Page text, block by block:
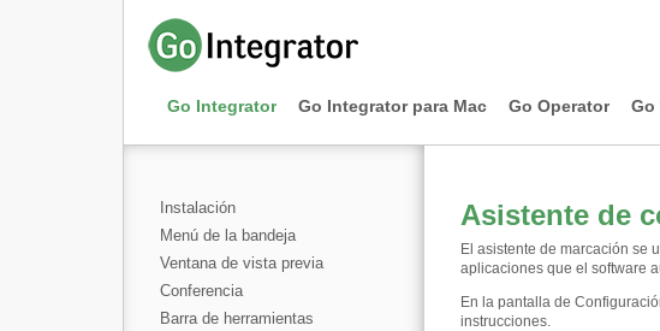
Go Integrator Go Integrator para Mac Go Operator Go
Instalación
Menú de la bandeja
Ventana de vista previa
Conferencia
Barra de herramientas
Asistente de
El asistente de marcación se
aplicaciones que el software
En la pantalla de
instrucciones.